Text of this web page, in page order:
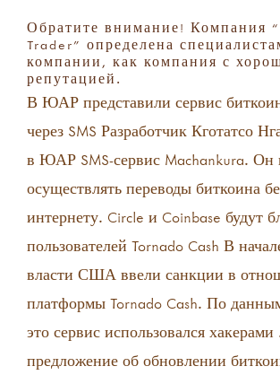
Обратите внимание! Компания
Trader” определена
компании, как компания с
репутацией.
В ЮАР представили сервис
через SMS Разработчик Кготатсо
в ЮАР SMS-сервис Machankura. Он
осуществлять переводы биткоина
интернету. Circle и Coinbase будут
пользователей Tornado Cash В
власти США ввели санкции в
платформы Tornado Cash. По
это сервис использовался
предложение об обновлении